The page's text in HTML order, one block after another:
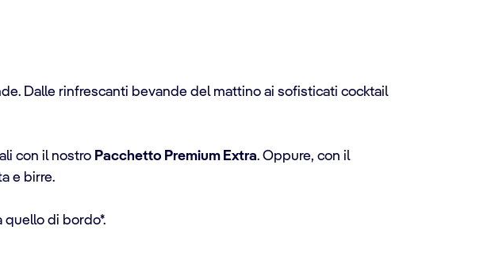
Dalle rinfrescanti bevande del mattino ai sofisticati cocktail
con il nostro Pacchetto Premium Extra. Oppure, con il
e birre.
quello di bordo*.